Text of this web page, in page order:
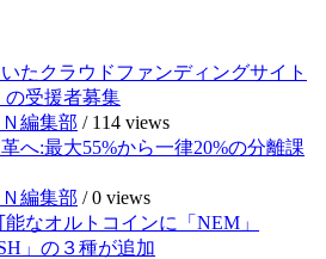
たクラウドファンディングサイト
の受援者募集
編集部 / 114 views
へ:最大55%から一律20%の分離課
編集部 /0 views
能なオルトコインに「NEM」
」の３種が追加